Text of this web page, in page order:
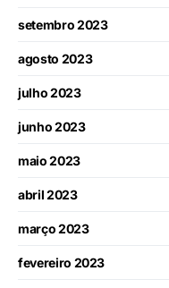
setembro 2023
agosto 2023
julho 2023
junho 2023
maio 2023
abril 2023
março 2023
fevereiro 2023